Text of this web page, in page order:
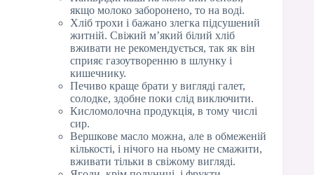
якщо молоко заборонено, то на воді.
Хліб трохи і бажано злегка підсушений
житній. Свіжий м’який білий хліб
вживати не рекомендується, так як він
сприяє газоутворенню в шлунку і
кишечнику.
Печиво краще брати у вигляді галет,
солодке, здобне поки слід виключити.
Кисломолочна продукція, в тому числі
сир.
Вершкове масло можна, але в обмеженій
кількості, і нічого на ньому не смажити,
вживати тільки в свіжому вигляді.